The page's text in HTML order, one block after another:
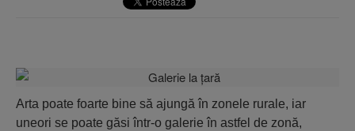
Arta poate foarte bine să ajungă în zonele rurale, iar
uneori se poate găsi într-o galerie în astfel de zonă,